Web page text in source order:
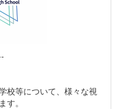
校等について、様々な視
。